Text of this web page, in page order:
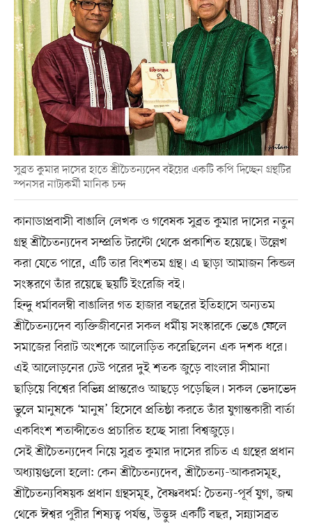
সুব্রত কুমার দাসের হাতে শ্রীচৈতন্যদেব বইয়ের একটি কপি দিচ্ছেন গ্রন্থটির
স্পনসর নাট্যকর্মী মানিক চন্দ
কানাডাপ্রবাসী বাঙালি লেখক ও গবেষক সুব্রত কুমার দাসের নতুন
গ্রন্থ শ্রীচৈতন্যদেব সম্প্রতি টরন্টো থেকে প্রকাশিত হয়েছে। উল্লেখ
করা যেতে পারে, এটি তার বিংশতম গ্রন্থ। এ ছাড়া আমাজন কিন্ডল
সংস্করণে তাঁর রয়েছে ছয়টি ইংরেজি বই।
হিন্দু ধর্মাবলম্বী বাঙালির গত হাজার বছরের ইতিহাসে অন্যতম
শ্রীচৈতন্যদেব ব্যক্তিজীবনের সকল ধর্মীয় সংস্কারকে ভেঙে ফেলে
সমাজের বিরাট অংশকে আলোড়িত করেছিলেন এক দশক ধরে।
এই আলোড়নের ঢেউ পরের দুই শতক জুড়ে বাংলার সীমানা
ছাড়িয়ে বিশ্বের বিভিন্ন প্রান্তরেও আছড়ে পড়েছিল। সকল ভেদাভেদ
ভুলে মানুষকে ‘মানুষ’ হিসেবে প্রতিষ্ঠা করতে তাঁর যুগান্তকারী বার্তা
একবিংশ শতাব্দীতেও প্রচারিত হচ্ছে সারা বিশ্বজুড়ে।
সেই শ্রীচৈতন্যদেব নিয়ে সুব্রত কুমার দাসের রচিত এ গ্রন্থের প্রধান
অধ্যায়গুলো হলো: কেন শ্রীচৈতন্যদেব, শ্রীচৈতন্য-আকরসমূহ,
শ্রীচৈতন্যবিষয়ক প্রধান গ্রন্থসমূহ, বৈষ্ণবধর্ম: চৈতন্য-পূর্ব যুগ, জন্ম
থেকে ঈশ্বর পুরীর শিষ্যত্ব পর্যন্ত, উত্তুঙ্গ একটি বছর, সন্ন্যাসব্রত